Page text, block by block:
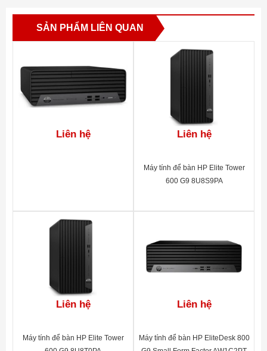
cứng
Ổ quang • DVD-RW
LAN
• Integrated 10/100/1000 Gigabit
Ethernet LAN
Khe cắm mở
• 1 M.2 2230
2 M.2 2230/2280
1 PCIe 3.0 x16 (có dây là x4)
WLAN và 2 khe PCIe M.2
2230/2280 cho lưu trữ)
Cổng giao tiếp
Card Reader 7 in 1, PCI Express
• Intel® UHD Graphics
Âm thanh
tai nghe và tai nghe phía trước
Bàn phím • USB Keyboard
SẢN PHẨM LIÊN QUAN
Liên hệ Liên hệ
Máy tính để bàn HP Elite Tower
600 G9 8U8S9PA
Liên hệ
Máy tính để bàn HP Elite Tower
Liên hệ
Máy tính để bàn HP EliteDesk 800